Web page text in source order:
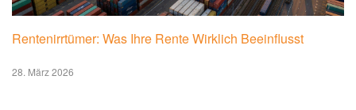
Rentenirrtümer: Was Ihre Rente Wirklich Beeinflusst
28. März 2026